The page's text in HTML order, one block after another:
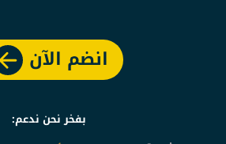
انضم الآن
بفخر نحن ندعم: